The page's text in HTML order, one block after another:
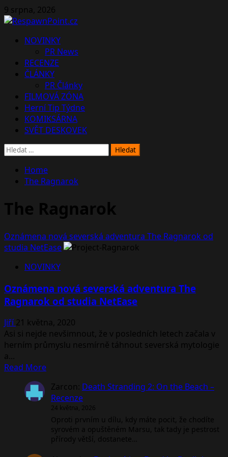
Skip
to
9 srpna, 2026
PrimaryNOVINKY
PR News
RECENZE
ČLÁNKY
PR Články
FILMOVÁ ZÓNA
Herní Tip Týdne
KOMIKSÁRNA
SVĚT DESKOVEK
Vyhledávání
Home
The Ragnarok
The Ragnarok
Oznámena nová severská adventura The Ragnarok od
studia NetEase
NOVINKY
Oznámena nová severská adventura The
Ragnarok od studia NetEase
Jiří21 května, 2020
Asi si nejde nevšimnout, že v posledních letech začala v
herním průmyslu nesmírně táhnout severská mytologie
a...
Read MoreRead
about
Oznámena
nová
severská
adventura
The
Zarcon: Death Stranding 2: On the Beach –
Recenze
24 května, 2026
Oproti prvním u dílu, kdy máte pocit, že chodíte
syrovém a opuštěném Marsu, tak tady je pestrost
přírody větší, dostanete…